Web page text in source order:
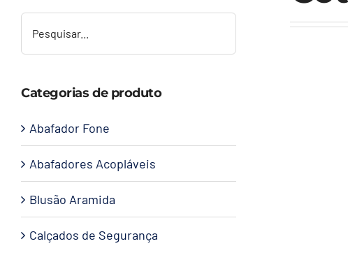
Categorias de produto
Abafador Fone
Abafadores Acopláveis
Blusão Aramida
Calçados de Segurança